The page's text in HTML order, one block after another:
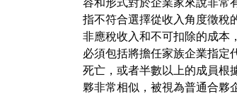
指不符合選擇從收入角度徵稅
非應稅收入和不可扣除的成本
必須包括將擔任家族企業指定
死亡，或者半數以上的成員根
夥非常相似，被視為普通合夥